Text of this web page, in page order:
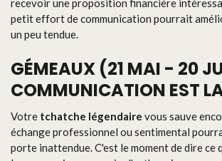
recevoir une proposition financière
petit effort de communication pourrait
un peu tendue.
GÉMEAUX (21 MAI - 20
COMMUNICATION EST
Votre tchatche légendaire vous sauve
échange professionnel ou sentimental
porte inattendue. C'est le moment de dire ce